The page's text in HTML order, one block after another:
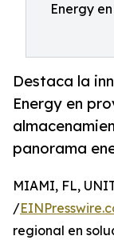
Energy
Destaca la
Energy en
panorama
MIAMI, FL,
/
regional en